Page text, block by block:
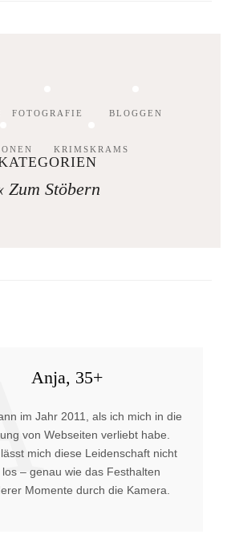
FOTOGRAFIE BLOGGEN
KRIMSKRAMS
Zum Stöbern
Anja, 35+
im Jahr 2011, als ich mich in die
von Webseiten verliebt habe.
mich diese Leidenschaft nicht
los – genau wie das Festhalten
Momente durch die Kamera.